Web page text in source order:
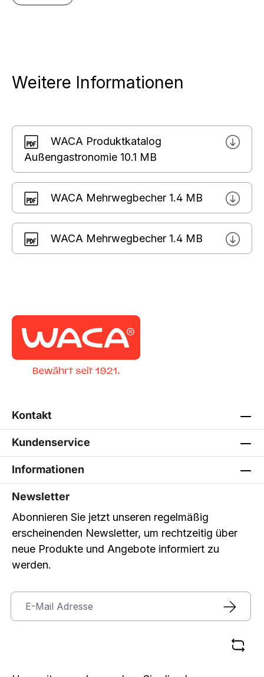
Weitere Informationen
WACA Produktkatalog
Außengastronomie 10.1 MB
WACA Mehrwegbecher 1.4 MB
WACA Mehrwegbecher 1.4 MB
Kontakt
Kundenservice
Informationen
Newsletter
Abonnieren Sie jetzt unseren regelmäßig
erscheinenden Newsletter, um rechtzeitig über
neue Produkte und Angebote informiert zu
werden.